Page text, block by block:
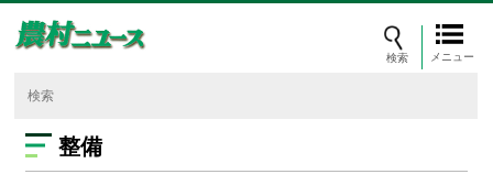
メニュー
整備